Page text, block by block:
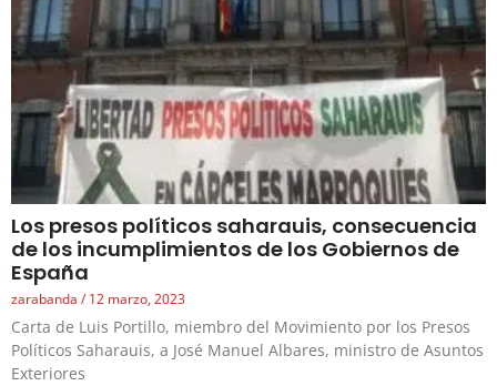
Los presos políticos saharauis, consecuencia
de los incumplimientos de los Gobiernos de
España
zarabanda 12 marzo, 2023
Carta de Luis Portillo, miembro del Movimiento por los Presos
Políticos Saharauis, a José Manuel Albares, ministro de Asuntos
Exteriores